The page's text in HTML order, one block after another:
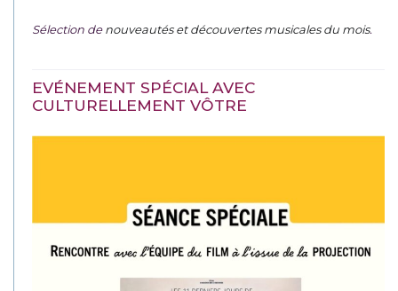
Sélection denouveautés et découvertes musicales du mois.
EVÉNEMENT SPÉCIAL AVEC
CULTURELLEMENT VÔTRE